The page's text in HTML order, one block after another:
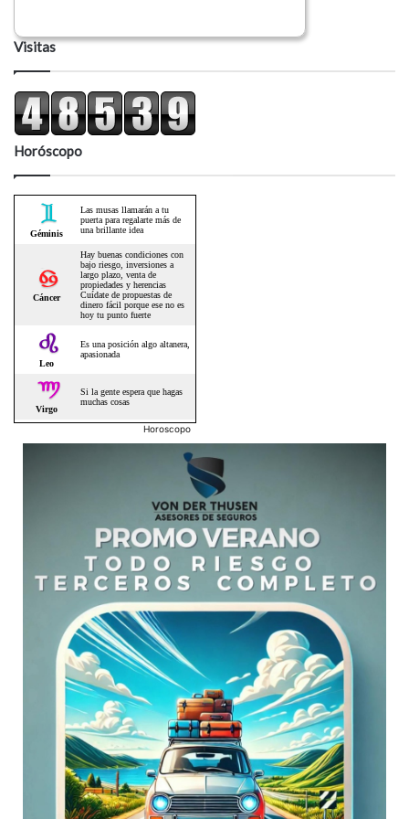
Visitas
Horóscopo
Horoscopo